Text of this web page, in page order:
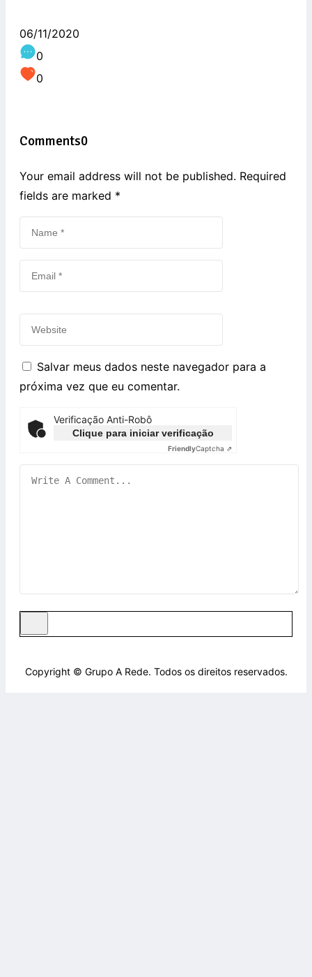
06/11/2020
0
0
Comments0
Your email address will not be published. Required
fields are marked *
Salvar meus dados neste navegador para a
próxima vez que eu comentar.
Verificação Anti-Robô
Clique para iniciar verificação
FriendlyCaptcha ⇗
Copyright © Grupo A Rede. Todos os direitos reservados.